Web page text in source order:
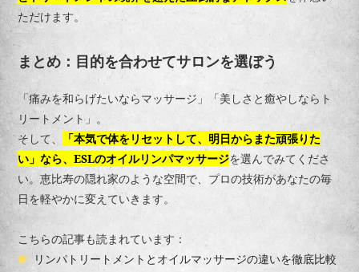
ただけます。
まとめ：目的を合わせてサロンを選ぼう
「痛みを和らげたいならマッサージ」「美しさと癒やしならト
リートメント」。
そして、
「本気で体をリセットして、明日からまた頑張りた
い」なら、ESLのオイルリンパマッサージを選んでみてくださ
い。恵比寿の隠れ家のような空間で、プロの技術があなたの毎
日を軽やかに変えていきます。
こちらの記事も読まれています：
リンパトリートメントとオイルマッサージの違いを徹底比較